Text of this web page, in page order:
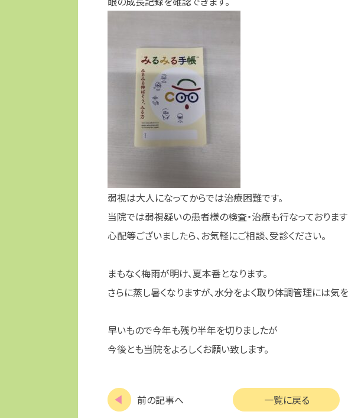
弱視は大人になってからでは治療困難です。
当院では弱視疑いの患者様の検査・治療も行なっております
心配等ございましたら、お気軽にご相談、受診ください。
まもなく梅雨が明け、夏本番となります。
さらに蒸し暑くなりますが、水分をよく取り体調管理には気
早いもので今年も残り半年を切りましたが
今後とも当院をよろしくお願い致します。
前の記事へ 一覧に戻る